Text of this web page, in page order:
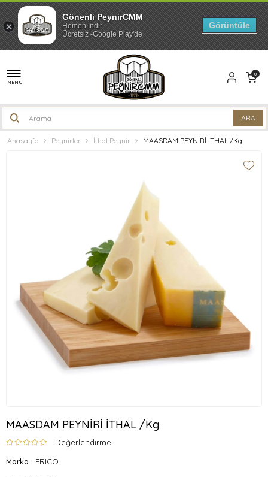
MENÜ
0
Anasayfa Peynirler İthal Peynir MAASDAM PEYNİRİ İTHAL /Kg
MAASDAM PEYNİRİ İTHAL /Kg
Değerlendirme
Marka : FRICO
Gönenli PeynirCMM
Hemen İndir
Ücretsiz -Google Play'de
Görüntüle